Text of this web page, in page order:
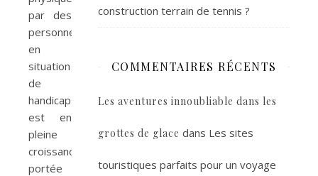
par des
personnes
en
situation
de
handicap
est en
pleine
croissance,
portée
construction terrain de tennis ?
COMMENTAIRES RÉCENTS
Les aventures innoubliable dans les
grottes de glace dans Les sites
touristiques parfaits pour un voyage